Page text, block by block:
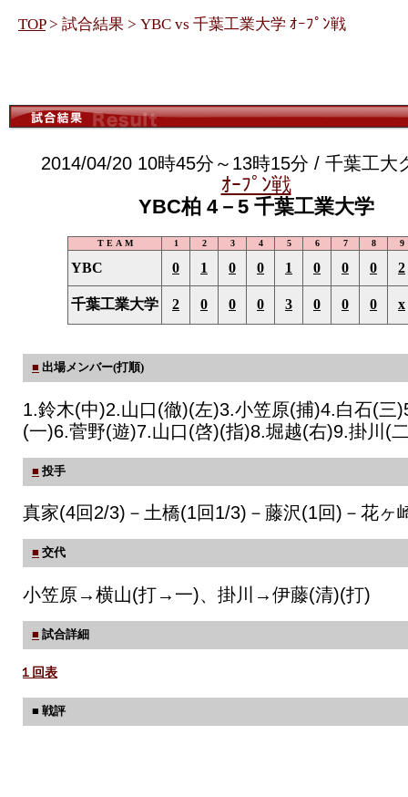
TOP> 試合結果 > YBC vs 千葉工業大学 ｵｰﾌﾟﾝ戦
2014/04/20 10時45分～13時15分 / 千葉工大
ｵｰﾌﾟﾝ戦
YBC柏 4－5 千葉工業大学
T E A M 1 2 3 4 5 6 7 8 9
YBC 0 1 0 0 1 0 0 0 2
千葉工業大学 2 0 0 0 3 0 0 0 x
■ 出場メンバー(打順)
1.鈴木(中)2.山口(徹)(左)3.小笠原(捕)4.白石(三
(一)6.菅野(遊)7.山口(啓)(指)8.堀越(右)9.掛川(
■ 投手
真家(4回2/3)－土橋(1回1/3)－藤沢(1回)－花ヶ
■ 交代
小笠原→横山(打→一)、掛川→伊藤(清)(打)
■ 試合詳細
１回表
■ 戦評